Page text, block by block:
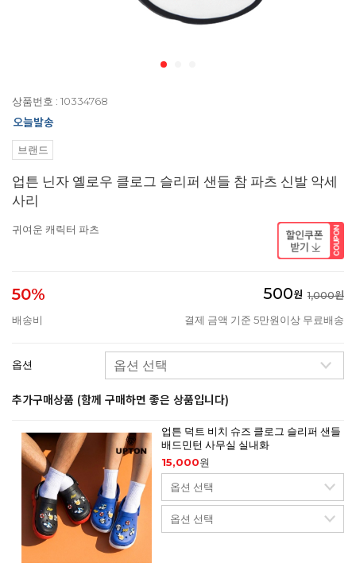
상품번호 : 10334768
브랜드
업튼 닌자 옐로우 클로그 슬리퍼 샌들 참 파츠 신발 악세
사리
귀여운 캐릭터 파츠
50% 500원 1,000원
배송비
결제 금액 기준 5만원이상 무료배송
옵션
추가구매상품 (함께 구매하면 좋은 상품입니다)
업튼 덕트 비치 슈즈 클로그 슬리퍼 샌들
배드민턴 사무실 실내화
15,000원